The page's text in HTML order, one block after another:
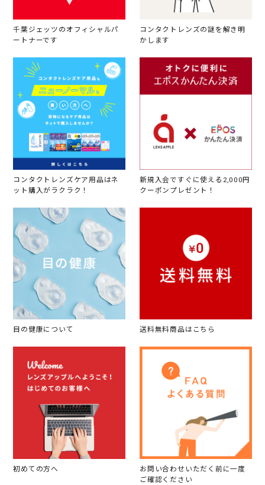
千葉ジェッツのオフィシャルパ
ートナーです
コンタクトレンズの謎を解き明
かします
コンタクトレンズケア用品はネ
ット購入がラクラク！
新規入会ですぐに使える2,000円
クーポンプレゼント！
目の健康について 送料無料商品はこちら
初めての方へ
お問い合わせいただく前に一度
ご確認ください